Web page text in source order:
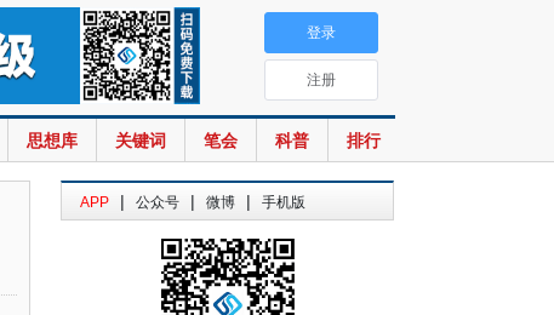
思想库 关键词 笔会 科普 排行
登录
注册
APP | 公众号 | 微博 | 手机版